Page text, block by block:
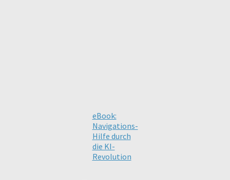
eBook:
Navigations-
Hilfe durch
die KI-
Revolution